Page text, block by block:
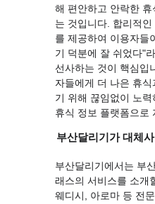
해 편안하고 안락한
는 것입니다. 합리적
를 제공하여 이용자들
기 덕분에 잘 쉬었다"
선사하는 것이 핵심입
자들에게 더 나은 휴
기 위해 끊임없이 노
휴식 정보 플랫폼으로
부산달리기가 대체
부산달리기에서는 부
래스의 서비스를 소개
웨디시, 아로마 등 전